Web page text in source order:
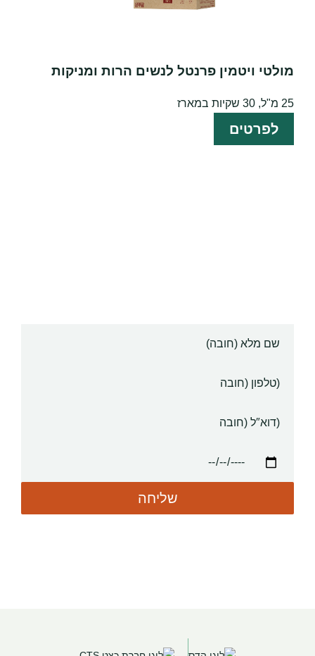
מולטי ויטמין פרנטל לנשים הרות ומניקות
25 מ"ל, 30 שקיות במארז
לפרטים
מלא
לידה
(חובה)
שליחה